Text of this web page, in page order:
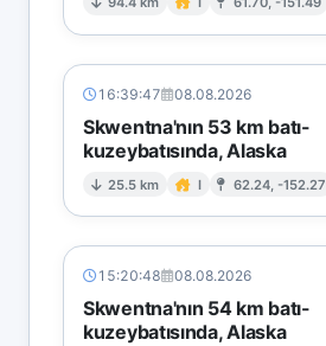
16:39:47 08.08.2026
Skwentna'nın 53 km batı-
kuzeybatısında, Alaska
25.5 km I 62.24, -152.27
15:20:48 08.08.2026
Skwentna'nın 54 km batı-
kuzeybatısında, Alaska